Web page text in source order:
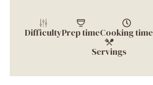
DifficultyPrep timeCooking time
Servings